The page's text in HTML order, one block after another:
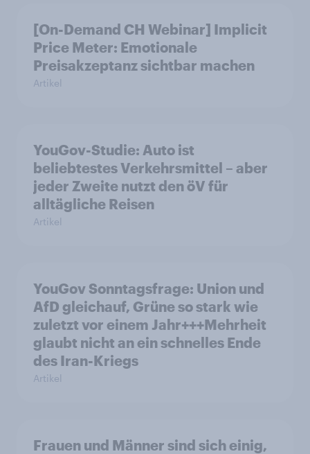
[On-Demand CH Webinar] Implicit
Price Meter: Emotionale
Preisakzeptanz sichtbar machen
Artikel
YouGov-Studie: Auto ist
beliebtestes Verkehrsmittel – aber
jeder Zweite nutzt den öV für
alltägliche Reisen
Artikel
YouGov Sonntagsfrage: Union und
AfD gleichauf, Grüne so stark wie
zuletzt vor einem Jahr+++Mehrheit
glaubt nicht an ein schnelles Ende
des Iran-Kriegs
Artikel
Frauen und Männer sind sich einig,